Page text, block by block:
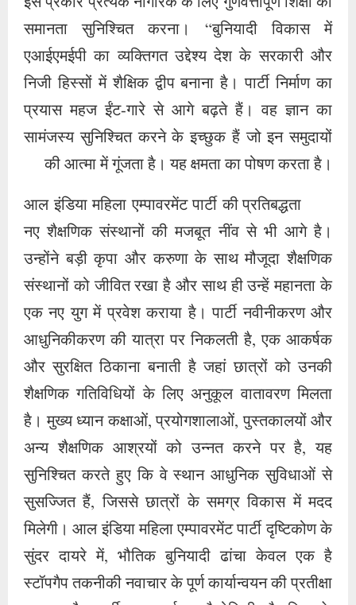
आल इंडिया महिला एम्पावरमेंट पार्टी की प्रतिबद्धता
नए शैक्षणिक संस्थानों की मजबूत नींव से भी आगे है।
उन्होंने बड़ी कृपा और करुणा के साथ मौजूदा शैक्षणिक
संस्थानों को जीवित रखा है और साथ ही उन्हें महानता के
एक नए युग में प्रवेश कराया है। पार्टी नवीनीकरण और
आधुनिकीकरण की यात्रा पर निकलती है, एक आकर्षक
और सुरक्षित ठिकाना बनाती है जहां छात्रों को उनकी
शैक्षणिक गतिविधियों के लिए अनुकूल वातावरण मिलता
है। मुख्य ध्यान कक्षाओं, प्रयोगशालाओं, पुस्तकालयों और
अन्य शैक्षणिक आश्रयों को उन्नत करने पर है, यह
सुनिश्चित करते हुए कि वे स्थान आधुनिक सुविधाओं से
सुसज्जित हैं, जिससे छात्रों के समग्र विकास में मदद
मिलेगी। आल इंडिया महिला एम्पावरमेंट पार्टी दृष्टिकोण के
सुंदर दायरे में, भौतिक बुनियादी ढांचा केवल एक है
स्टॉपगैप तकनीकी नवाचार के पूर्ण कार्यान्वयन की प्रतीक्षा
कर रहा है। पार्टी उत्साहपूर्वक प्रौद्योगिकी और शिक्षा के
सामंजस्यपूर्ण मिश्रण की वकालत करती है, एक ऐसे
तालमेल का प्रदर्शन करती है जिसमें कक्षाओं को ज्ञान के
डिजिटल क्षेत्रों में बदल दिया जाता है। एआईएमईपी की
दृष्टि में लोगों को एक मंच पर एक साथ लाने की जिम्मेदारी
के साथ-साथ एक डिजिटल निर्बाध सातत्य भी शामिल है
जो शिक्षा के गलियारों में गूंजता है। इसमें डिजिटल